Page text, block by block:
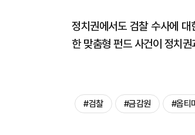
정치권에서도 검찰 수사에
한 맞춤형 펀드 사건이 정치
#검찰 #금감원 #옵티